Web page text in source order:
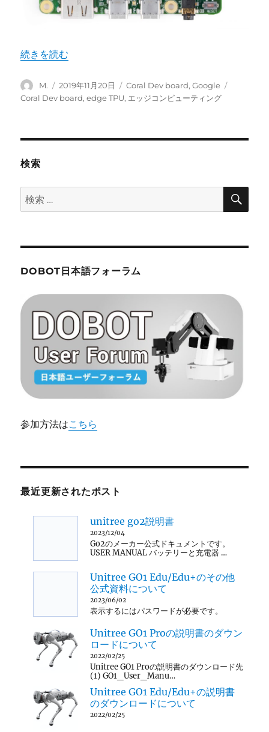
“Google Coral Dev board とは” の
続きを読む
投
稿
M.
投
稿
2019年11月20日
カ
テ
Coral Dev board,Google
Coral Dev board,edge TPU, エッジコンピューティング
検索
検
索:
検
DOBOT日本語フォーラム
参加方法はこちら
最近更新されたポスト
unitree go2説明書
2023/12/04
Go2のメーカー公式ドキュメントです。
USER MANUAL バッテリーと充電器 …
Unitree GO1 Edu/Edu+のその他
公式資料について
2023/06/02
表示するにはパスワードが必要です。
Unitree GO1 Proの説明書のダウン
ロードについて
2022/02/25
Unitree GO1 Proの説明書のダウンロード先
(1) GO1_User_Manu…
Unitree GO1 Edu/Edu+の説明書
のダウンロードについて
2022/02/25